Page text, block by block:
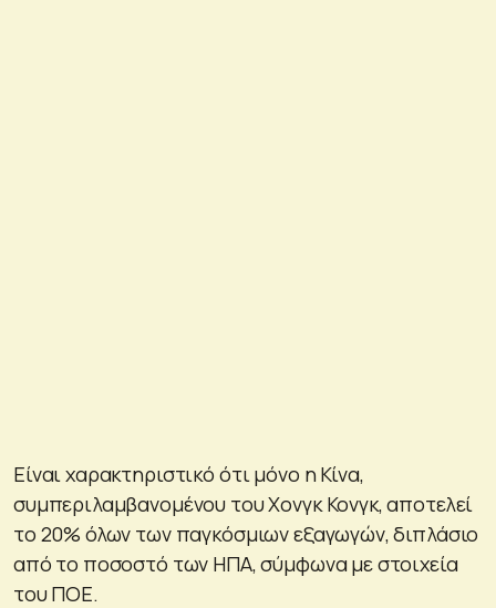
Είναι χαρακτηριστικό ότι μόνο η Κίνα,
συμπεριλαμβανομένου του Χονγκ Κονγκ, αποτελεί
το 20% όλων των παγκόσμιων εξαγωγών, διπλάσιο
από το ποσοστό των ΗΠΑ, σύμφωνα με στοιχεία
του ΠΟΕ.